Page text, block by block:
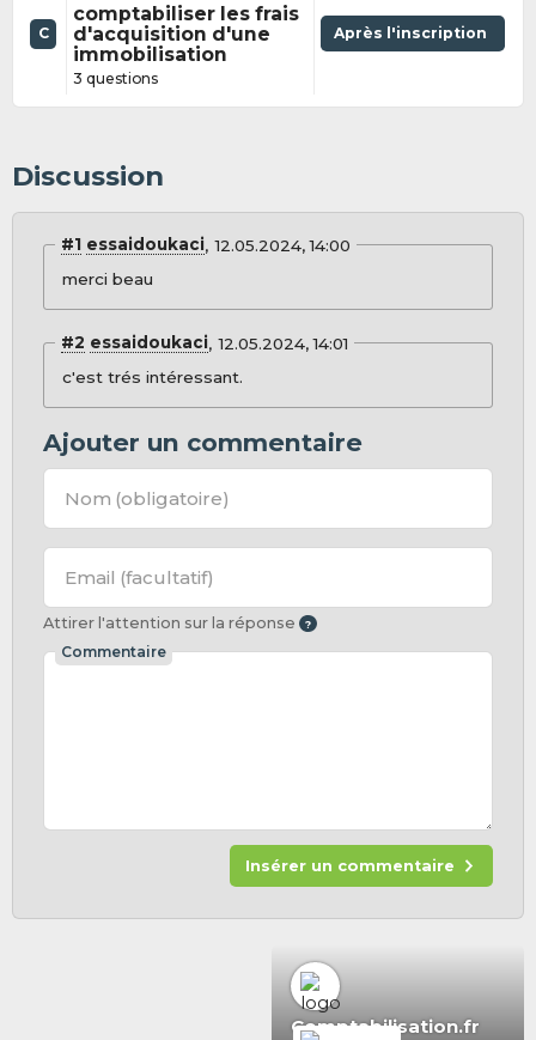
C
comptabiliser les frais
d'acquisition d'une
immobilisation
3 questions
Après l'inscription
Discussion
#1 essaidoukaci 12.05.2024, 14:00
merci beau
#2 essaidoukaci 12.05.2024, 14:01
c'est trés intéressant.
Ajouter un commentaire
Nom (obligatoire)
Email (facultatif)
Attirer l'attention sur la réponse
Commentaire
Insérer un commentaire
Comptabilisation.fr